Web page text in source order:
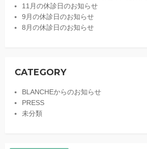
11月の休診日のお知らせ
9月の休診日のお知らせ
8月の休診日のお知らせ
CATEGORY
BLANCHEからのお知らせ
PRESS
未分類